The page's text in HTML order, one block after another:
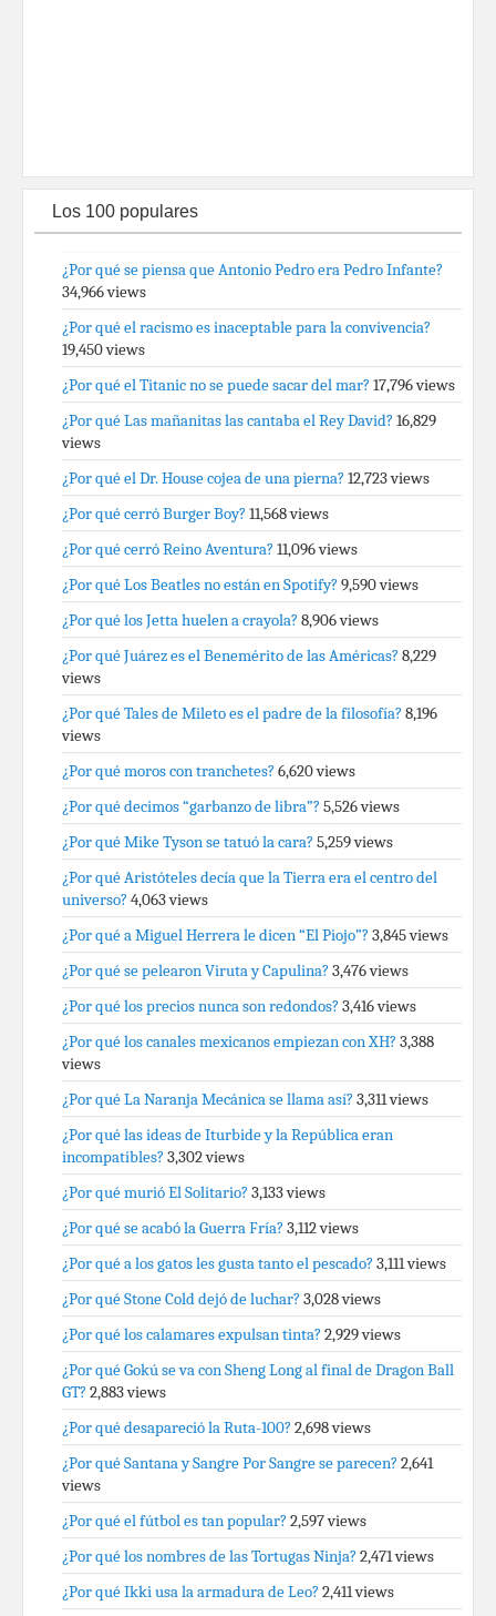
Los 100 populares
¿Por qué se piensa que Antonio Pedro era Pedro Infante?
34,966 views
¿Por qué el racismo es inaceptable para la convivencia?
19,450 views
¿Por qué el Titanic no se puede sacar del mar? 17,796 views
¿Por qué Las mañanitas las cantaba el Rey David? 16,829
views
¿Por qué el Dr. House cojea de una pierna? 12,723 views
¿Por qué cerró Burger Boy? 11,568 views
¿Por qué cerró Reino Aventura? 11,096 views
¿Por qué Los Beatles no están en Spotify? 9,590 views
¿Por qué los Jetta huelen a crayola? 8,906 views
¿Por qué Juárez es el Benemérito de las Américas? 8,229
views
¿Por qué Tales de Mileto es el padre de la filosofía? 8,196
views
¿Por qué moros con tranchetes? 6,620 views
¿Por qué decimos “garbanzo de libra”? 5,526 views
¿Por qué Mike Tyson se tatuó la cara? 5,259 views
¿Por qué Aristóteles decía que la Tierra era el centro del
universo? 4,063 views
¿Por qué a Miguel Herrera le dicen “El Piojo”? 3,845 views
¿Por qué se pelearon Viruta y Capulina? 3,476 views
¿Por qué los precios nunca son redondos? 3,416 views
¿Por qué los canales mexicanos empiezan con XH? 3,388
views
¿Por qué La Naranja Mecánica se llama así? 3,311 views
¿Por qué las ideas de Iturbide y la República eran
incompatibles? 3,302 views
¿Por qué murió El Solitario? 3,133 views
¿Por qué se acabó la Guerra Fría? 3,112 views
¿Por qué a los gatos les gusta tanto el pescado? 3,111 views
¿Por qué Stone Cold dejó de luchar? 3,028 views
¿Por qué los calamares expulsan tinta? 2,929 views
¿Por qué Gokú se va con Sheng Long al final de Dragon Ball
GT? 2,883 views
¿Por qué desapareció la Ruta-100? 2,698 views
¿Por qué Santana y Sangre Por Sangre se parecen? 2,641
views
¿Por qué el fútbol es tan popular? 2,597 views
¿Por qué los nombres de las Tortugas Ninja? 2,471 views
¿Por qué Ikki usa la armadura de Leo? 2,411 views